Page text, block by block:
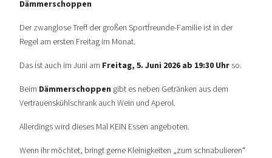
Dämmerschoppen
Der zwanglose Treff der großen Sportfreunde-Familie ist in der
Regel am ersten Freitag im Monat.
Das ist auch im Juni am Freitag, 5. Juni 2026 ab 19:30 Uhr so.
Beim Dämmerschoppen gibt es neben Getränken aus dem
Vertrauenskühlschrank auch Wein und Aperol.
Allerdings wird dieses Mal KEIN Essen angeboten.
Wenn ihr möchtet, bringt gerne Kleinigkeiten „zum schnabulieren“